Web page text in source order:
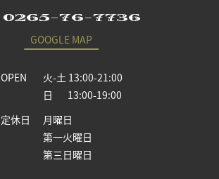
0265-76-7736
GOOGLE MAP
OPEN
火-土 13:00-21:00
日 13:00-19:00
定休日
月曜日
第一火曜日
第三日曜日